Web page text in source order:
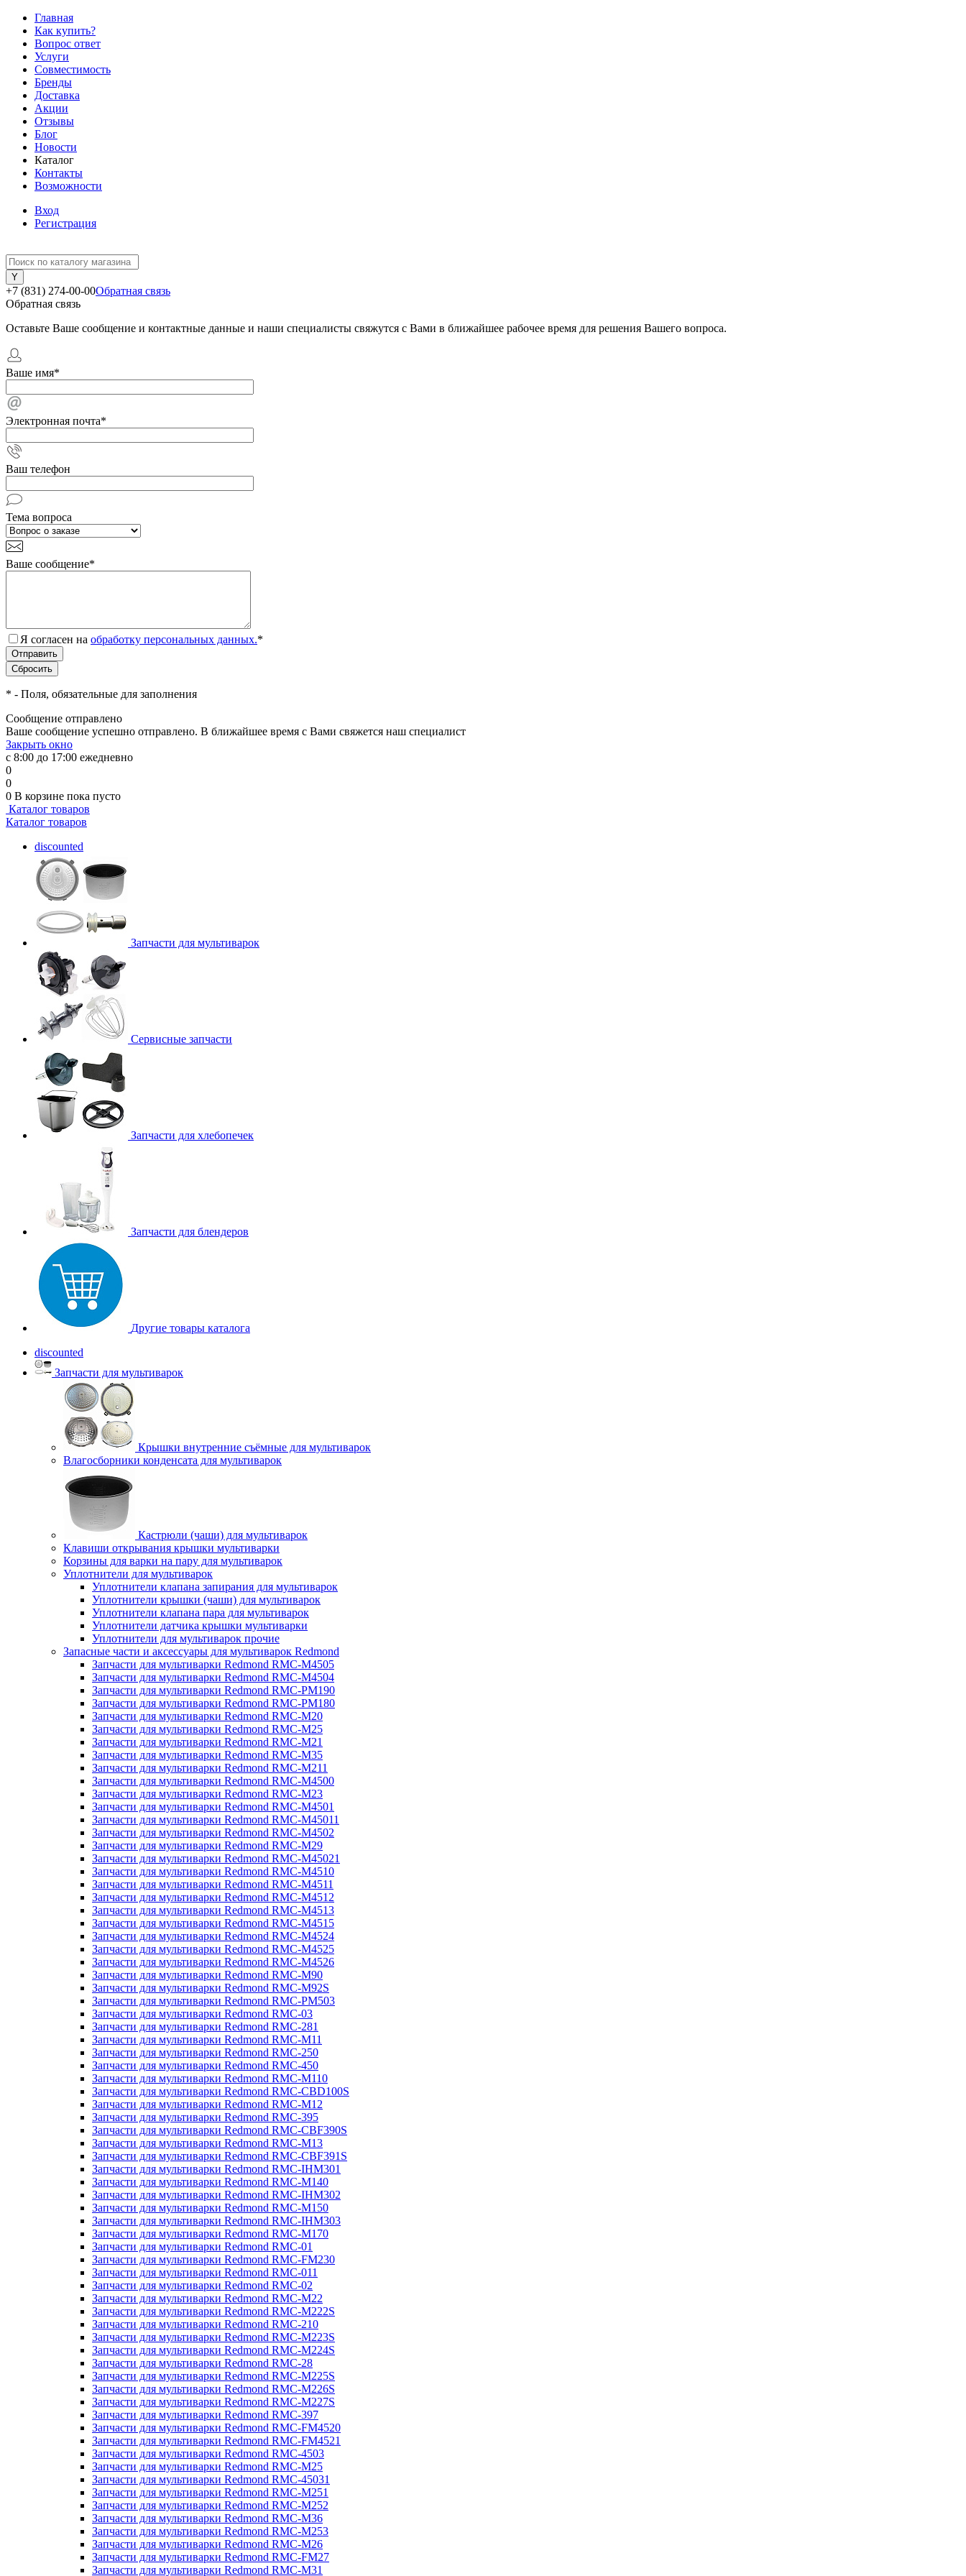
Главная
Как купить?
Вопрос ответ
Услуги
Совместимость
Бренды
Доставка
Акции
Отзывы
Блог
Новости
Каталог
Контакты
Возможности
Вход
Регистрация
+7 (831) 274-00-00Обратная связь
Обратная связь
Оставьте Ваше сообщение и контактные данные и наши специалисты свяжутся с Вами в ближайшее рабочее время для решения Вашего вопроса.
Ваше имя*
Электронная почта*
Ваш телефон
Тема вопроса
Ваше сообщение*
Я согласен на обработку персональных данных.*
* - Поля, обязательные для заполнения
Сообщение отправлено
Ваше сообщение успешно отправлено. В ближайшее время с Вами свяжется наш специалист
Закрыть окно
с 8:00 до 17:00 ежедневно
0
0
0 В корзине пока пусто
Каталог товаров
Каталог товаров
discounted
Запчасти для мультиварок
Сервисные запчасти
Запчасти для хлебопечек
Запчасти для блендеров
Другие товары каталога
discounted
Запчасти для мультиварок
Крышки внутренние съёмные для мультиварок
Влагосборники конденсата для мультиварок
Кастрюли (чаши) для мультиварок
Клавиши открывания крышки мультиварки
Корзины для варки на пару для мультиварок
Уплотнители для мультиварок
Уплотнители клапана запирания для мультиварок
Уплотнители крышки (чаши) для мультиварок
Уплотнители клапана пара для мультиварок
Уплотнители датчика крышки мультиварки
Уплотнители для мультиварок прочие
Запасные части и аксессуары для мультиварок Redmond
Запчасти для мультиварки Redmond RMC-M4505
Запчасти для мультиварки Redmond RMC-M4504
Запчасти для мультиварки Redmond RMC-PM190
Запчасти для мультиварки Redmond RMC-PM180
Запчасти для мультиварки Redmond RMC-M20
Запчасти для мультиварки Redmond RMC-M25
Запчасти для мультиварки Redmond RMC-M21
Запчасти для мультиварки Redmond RMC-M35
Запчасти для мультиварки Redmond RMC-M211
Запчасти для мультиварки Redmond RMC-M4500
Запчасти для мультиварки Redmond RMC-M23
Запчасти для мультиварки Redmond RMC-M4501
Запчасти для мультиварки Redmond RMC-M45011
Запчасти для мультиварки Redmond RMC-M4502
Запчасти для мультиварки Redmond RMC-M29
Запчасти для мультиварки Redmond RMC-M45021
Запчасти для мультиварки Redmond RMC-M4510
Запчасти для мультиварки Redmond RMC-M4511
Запчасти для мультиварки Redmond RMC-M4512
Запчасти для мультиварки Redmond RMC-M4513
Запчасти для мультиварки Redmond RMC-M4515
Запчасти для мультиварки Redmond RMC-M4524
Запчасти для мультиварки Redmond RMC-M4525
Запчасти для мультиварки Redmond RMC-M4526
Запчасти для мультиварки Redmond RMC-M90
Запчасти для мультиварки Redmond RMC-M92S
Запчасти для мультиварки Redmond RMC-PM503
Запчасти для мультиварки Redmond RMC-03
Запчасти для мультиварки Redmond RMC-281
Запчасти для мультиварки Redmond RMC-M11
Запчасти для мультиварки Redmond RMC-250
Запчасти для мультиварки Redmond RMC-450
Запчасти для мультиварки Redmond RMC-M110
Запчасти для мультиварки Redmond RMC-CBD100S
Запчасти для мультиварки Redmond RMC-M12
Запчасти для мультиварки Redmond RMC-395
Запчасти для мультиварки Redmond RMC-CBF390S
Запчасти для мультиварки Redmond RMC-M13
Запчасти для мультиварки Redmond RMC-CBF391S
Запчасти для мультиварки Redmond RMC-IHM301
Запчасти для мультиварки Redmond RMC-M140
Запчасти для мультиварки Redmond RMC-IHM302
Запчасти для мультиварки Redmond RMC-M150
Запчасти для мультиварки Redmond RMC-IHM303
Запчасти для мультиварки Redmond RMC-M170
Запчасти для мультиварки Redmond RMC-01
Запчасти для мультиварки Redmond RMC-FM230
Запчасти для мультиварки Redmond RMC-011
Запчасти для мультиварки Redmond RMC-02
Запчасти для мультиварки Redmond RMC-M22
Запчасти для мультиварки Redmond RMC-M222S
Запчасти для мультиварки Redmond RMC-210
Запчасти для мультиварки Redmond RMC-M223S
Запчасти для мультиварки Redmond RMC-M224S
Запчасти для мультиварки Redmond RMC-28
Запчасти для мультиварки Redmond RMC-M225S
Запчасти для мультиварки Redmond RMC-M226S
Запчасти для мультиварки Redmond RMC-M227S
Запчасти для мультиварки Redmond RMC-397
Запчасти для мультиварки Redmond RMC-FM4520
Запчасти для мультиварки Redmond RMC-FM4521
Запчасти для мультиварки Redmond RMC-4503
Запчасти для мультиварки Redmond RMC-M25
Запчасти для мультиварки Redmond RMC-45031
Запчасти для мультиварки Redmond RMC-M251
Запчасти для мультиварки Redmond RMC-M252
Запчасти для мультиварки Redmond RMC-M36
Запчасти для мультиварки Redmond RMC-M253
Запчасти для мультиварки Redmond RMC-M26
Запчасти для мультиварки Redmond RMC-FM27
Запчасти для мультиварки Redmond RMC-M31